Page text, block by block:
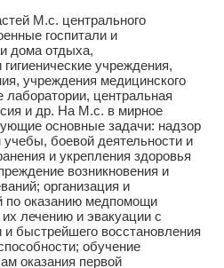
М.с. центрального
госпитали и
дома отдыха,
учреждения,
учреждения медицинского
центральная
и др. На М.с. в мирное
основные задачи: надзор
боевой деятельности и
и укрепления здоровья
возникновения и
организация и
по оказанию медпомощи
лечению и эвакуации с
быстрейшего восстановления
обучение
оказания первой